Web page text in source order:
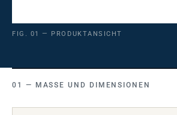
FIG. 01 — PRODUKTANSICHT
MASSE UND DIMENSIONEN